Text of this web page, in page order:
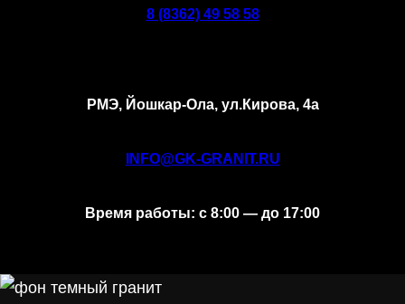
8 (8362) 49 58 58
РМЭ, Йошкар-Ола, ул.Кирова, 4а
INFO@GK-GRANIT.RU
Время работы: с 8:00 — до 17:00